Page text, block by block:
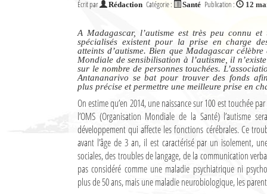
Écrit par Rédaction Catégorie : Santé Publication : 12
A Madagascar, l’autisme est très peu connu et
spécialisés existent pour la prise en charge
atteints d’autisme. Bien que Madagascar
Mondiale de sensibilisation à l’autisme, il
sur le nombre de personnes touchées.
Antananarivo se bat pour trouver des fonds
plus précise et permettre une meilleure prise en
On estime qu’en 2014, une naissance sur 100 est touchée
l’OMS (Organisation Mondiale de la Santé) l’autisme
développement qui affecte les fonctions cérébrales. Ce
avant l’âge de 3 an, il est caractérisé par un isolement,
sociales, des troubles de langage, de la communication
pas considéré comme une maladie psychiatrique ni
plus de 50 ans, mais une maladie neurobiologique, les